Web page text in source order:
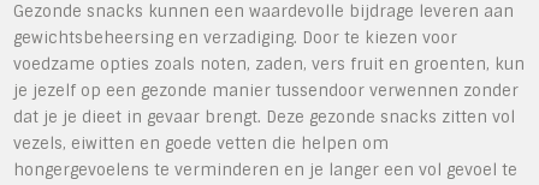
Gezonde snacks kunnen een waardevolle bijdrage leveren aan
gewichtsbeheersing en verzadiging. Door te kiezen voor
voedzame opties zoals noten, zaden, vers fruit en groenten, kun
je jezelf op een gezonde manier tussendoor verwennen zonder
dat je je dieet in gevaar brengt. Deze gezonde snacks zitten vol
vezels, eiwitten en goede vetten die helpen om
hongergevoelens te verminderen en je langer een vol gevoel te